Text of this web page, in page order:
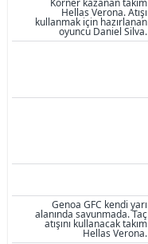
Korner kazanan takım
Hellas Verona. Atışı
kullanmak için hazırlanan
oyuncu Daniel Silva.
Genoa GFC kendi yarı
alanında savunmada. Taç
atışını kullanacak takım
Hellas Verona.